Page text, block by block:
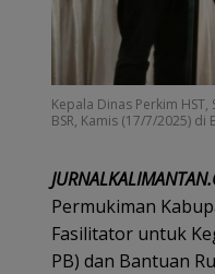
Kepala Dinas Perkim
BSR, Kamis (17/7/2025) di
Permukiman
Fasilitator untuk
PB) dan Bantuan